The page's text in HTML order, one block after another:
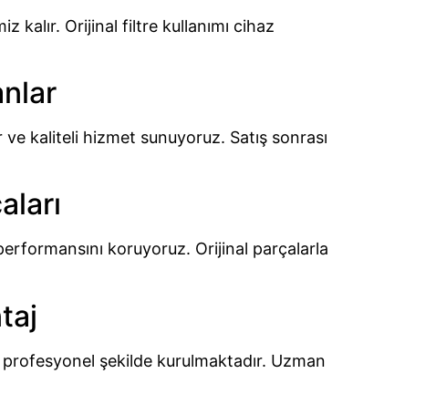
kalır. Orijinal filtre kullanımı cihaz
kaliteli hizmet sunuyoruz. Satış sonrası
koruyoruz. Orijinal parçalarla
profesyonel şekilde kurulmaktadır. Uzman